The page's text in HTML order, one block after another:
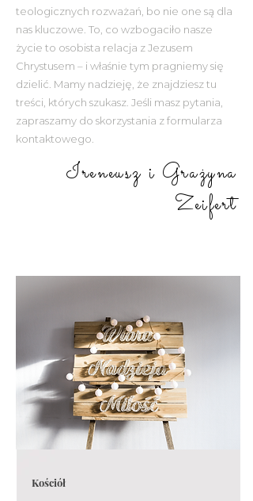
teologicznych rozważań, bo nie one są dla
nas kluczowe. To, co wzbogaciło nasze
życie to osobista relacja z Jezusem
Chrystusem – i właśnie tym pragniemy się
dzielić. Mamy nadzieję, że znajdziesz tu
treści, których szukasz. Jeśli masz pytania,
zapraszamy do skorzystania z formularza
kontaktowego.
Ireneusz i Grażyna
Zeifert
Kościół